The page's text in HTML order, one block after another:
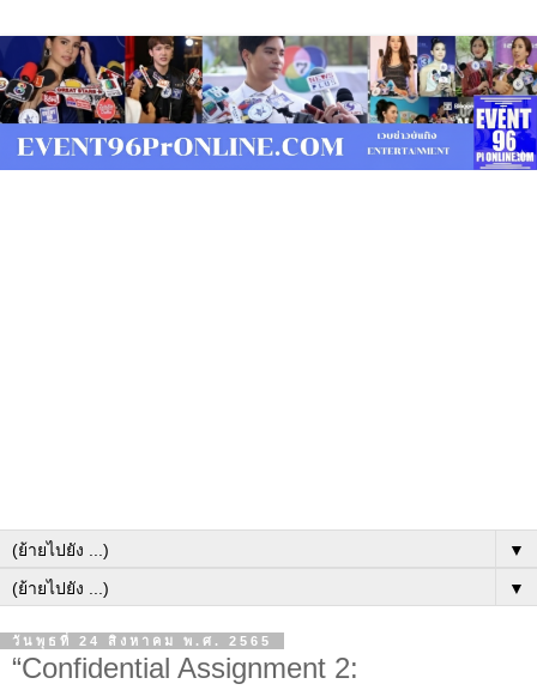
▼
▼
วันพุธที่ 24 สิงหาคม พ.ศ. 2565
“Confidential Assignment 2: